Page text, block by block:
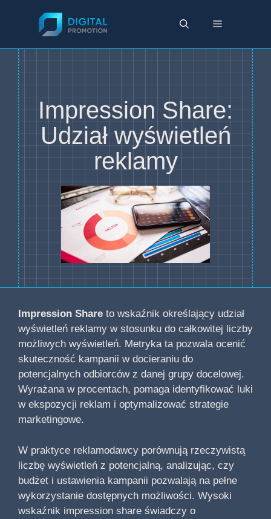
Menu
Impression Share:
Udział wyświetleń
reklamy
Impression Share to wskaźnik określający udział
wyświetleń reklamy w stosunku do całkowitej liczby
możliwych wyświetleń. Metryka ta pozwala ocenić
skuteczność kampanii w docieraniu do
potencjalnych odbiorców z danej grupy docelowej.
Wyrażana w procentach, pomaga identyfikować luki
w ekspozycji reklam i optymalizować strategie
marketingowe.
W praktyce reklamodawcy porównują rzeczywistą
liczbę wyświetleń z potencjalną, analizując, czy
budżet i ustawienia kampanii pozwalają na pełne
wykorzystanie dostępnych możliwości. Wysoki
wskaźnik impression share świadczy o